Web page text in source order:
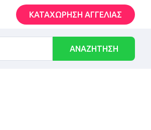
ΚΑΤΑΧΩΡΗΣΗ ΑΓΓΕΛΙΑΣ
ΑΝΑΖΗΤΗΣΗ